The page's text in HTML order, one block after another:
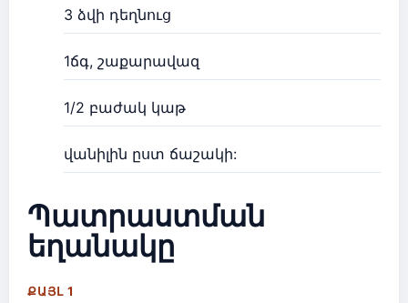
3 ձվի դեղնուց
1ճգ, շաքարավազ
1/2 բաժակ կաթ
վանիլին ըստ ճաշակի:
Պատրաստման
եղանակը
ՔԱՅԼ 1